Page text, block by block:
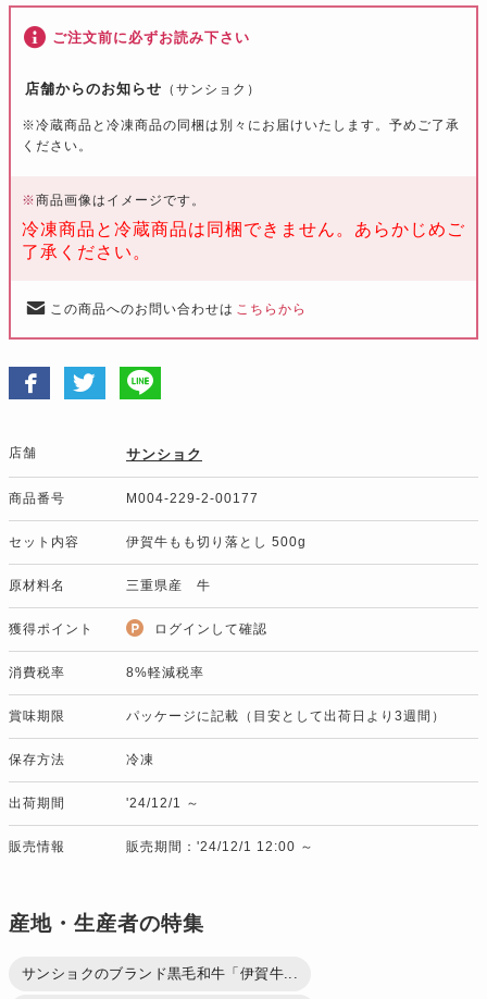
ご注文前に必ずお読み下さい
店舗からのお知らせ （サンショク）
※冷蔵商品と冷凍商品の同梱は別々にお届けいたします。予めご了承
ください。
※商品画像はイメージです。
冷凍商品と冷蔵商品は同梱できません。あらかじめご
了承ください。
この商品へのお問い合わせは こちらから
店舗 サンショク
商品番号 M004-229-2-00177
セット内容 伊賀牛もも切り落とし 500g
原材料名 三重県産 牛
獲得ポイント ログインして確認
消費税率 8%軽減税率
賞味期限 パッケージに記載（目安として出荷日より3週間）
保存方法 冷凍
出荷期間 '24/12/1 ～
販売情報 販売期間：'24/12/1 12:00 ～
産地・生産者の特集
サンショクのブランド黒毛和牛「伊賀牛...